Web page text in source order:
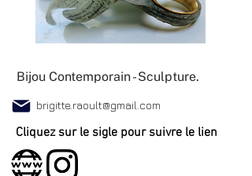
Bijou Contemporain - Sculpture.
brigitte.raoult@gmail.com
Cliquez sur le sigle pour suivre le lien